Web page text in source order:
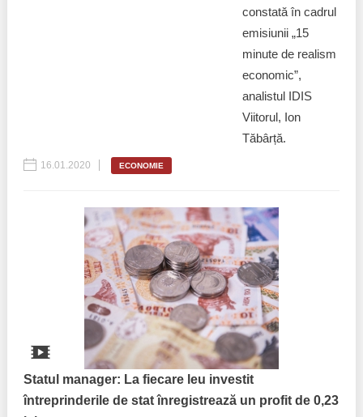
constată în cadrul
emisiunii „15
minute de realism
economic”,
analistul IDIS
Viitorul, Ion
Tăbârță.
16.01.2020 ECONOMIE
Statul manager: La fiecare leu investit
întreprinderile de stat înregistrează un profit de 0,23